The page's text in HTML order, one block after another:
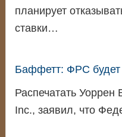
планирует
ставки…
Баффетт: ФРС будет
Распечатать
Inc., заявил, что